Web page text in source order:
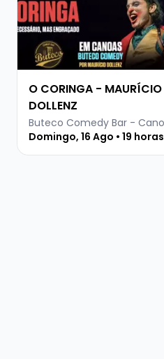
O CORINGA - MAURÍCIO
DOLLENZ
Domingo, 16 Ago • 19 horas